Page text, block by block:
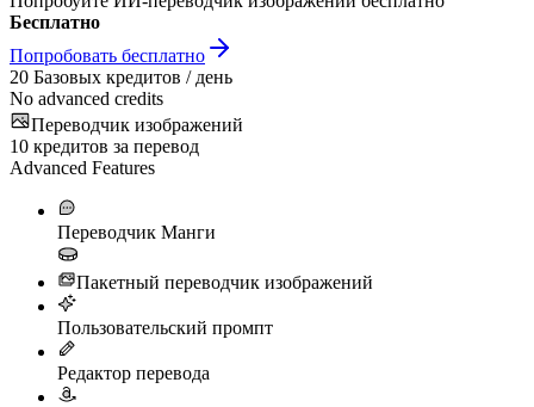
Бесплатно
Попробовать бесплатно
20 Базовых кредитов / день
No advanced credits
Переводчик изображений
10 кредитов за перевод
Advanced Features
Переводчик Манги
Пакетный переводчик изображений
Пользовательский промпт
Редактор перевода